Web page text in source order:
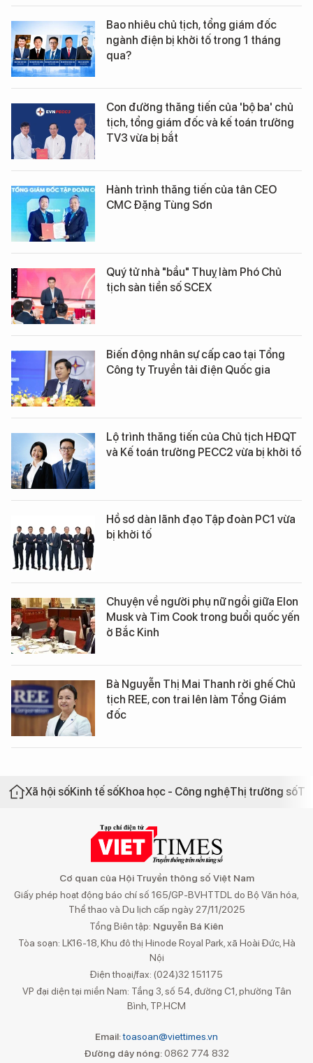
Bao nhiêu chủ tịch, tổng giám đốc
ngành điện bị khởi tố trong 1 tháng
qua?
Con đường thăng tiến của 'bộ ba' chủ
tịch, tổng giám đốc và kế toán trưởng
TV3 vừa bị bắt
Hành trình thăng tiến của tân CEO
CMC Đặng Tùng Sơn
Quý tử nhà "bầu" Thuỵ làm Phó Chủ
tịch sàn tiền số SCEX
Biến động nhân sự cấp cao tại Tổng
Công ty Truyền tải điện Quốc gia
Lộ trình thăng tiến của Chủ tịch HĐQT
và Kế toán trưởng PECC2 vừa bị khởi tố
Hồ sơ dàn lãnh đạo Tập đoàn PC1 vừa
bị khởi tố
Chuyện về người phụ nữ ngồi giữa Elon
Musk và Tim Cook trong buổi quốc yến
ở Bắc Kinh
Bà Nguyễn Thị Mai Thanh rời ghế Chủ
tịch REE, con trai lên làm Tổng Giám
đốc
Xã hội sốKinh tế sốKhoa học - Công nghệThị trường số
Cơ quan của Hội Truyền thông số Việt Nam
Giấy phép hoạt động báo chí số 165/GP-BVHTTDL do Bộ Văn hóa,
Thể thao và Du lịch cấp ngày 27/11/2025
Tổng Biên tập: Nguyễn Bá Kiên
Tòa soạn: LK16-18, Khu đô thị Hinode Royal Park, xã Hoài Đức, Hà
Nội
Điện thoại/fax: (024)32 151175
VP đại diện tại miền Nam: Tầng 3, số 54, đường C1, phường Tân
Bình, TP.HCM
Email:toasoan@viettimes.vn
Đường dây nóng: 0862 774 832